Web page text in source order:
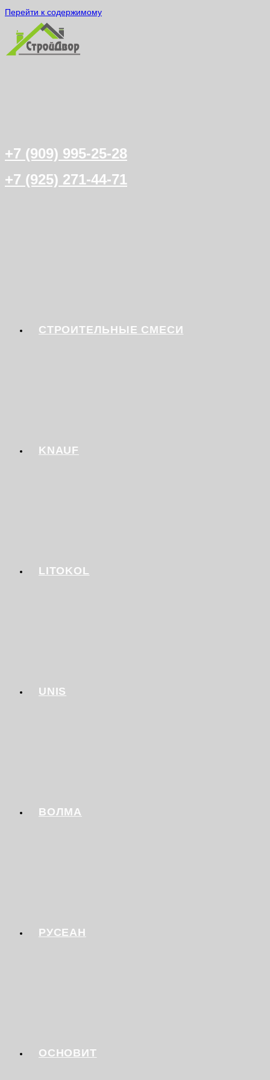
Перейти к содержимому
+7 (909) 995-25-28
+7 (925) 271-44-71
СТРОИТЕЛЬНЫЕ СМЕСИ
KNAUF
LITOKOL
UNIS
ВОЛМА
РУСЕАН
ОСНОВИТ